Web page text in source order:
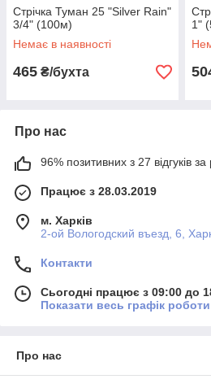
Стрічка Туман 25 "Silver Rain"
3/4" (100м)
Немає в наявності
465 ₴/бухта
1"
Про нас
96% позитивних з 27 відгуків за
Працює з 28.03.2019
м. Харків
2-ой Вологодский въезд, 6,
Контакти
Сьогодні працює з 09:00 до
Показати весь графік роботи
Про нас